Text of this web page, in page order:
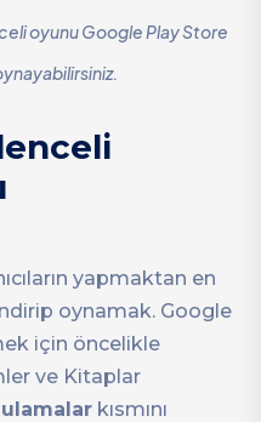
oyunu Google Play Store
yapmaktan en
oynamak. Google
için öncelikle
ve Kitaplar
kısmını